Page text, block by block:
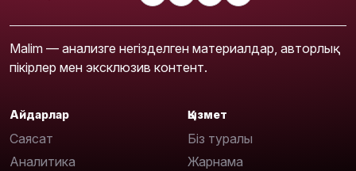
Malim — анализге негізделген материалдар, авторлық
пікірлер мен эксклюзив контент.
Айдарлар
Саясат
Аналитика
Қызмет
Біз туралы
Жарнама